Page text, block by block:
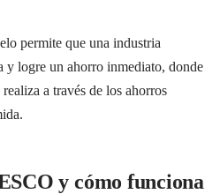
permite que una industria
y logre un ahorro inmediato, donde
a través de los ahorros
y cómo funciona